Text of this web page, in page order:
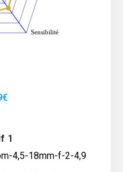
€
1
4,5-18mm-f-2-4,9